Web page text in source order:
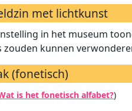
met lichtkunst
in het museum
zouden kunnen
(fonetisch)
is het fonetisch alfabet?)